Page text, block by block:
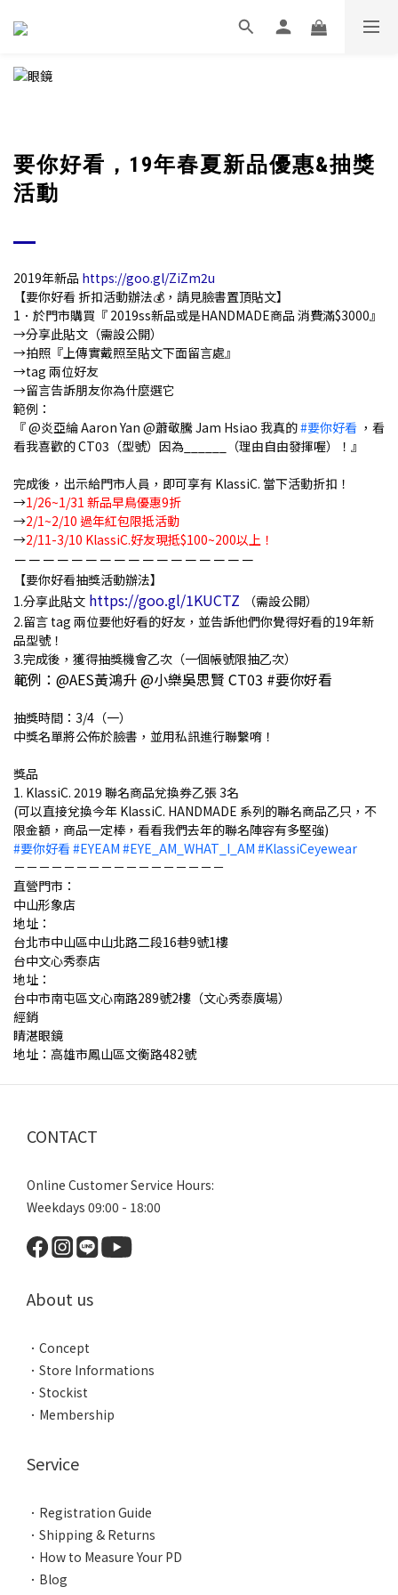
要你好看，19年春夏新品優惠&抽獎
活動
2019年新品 https://goo.gl/ZiZm2u
【要你好看 折扣活動辦法💰，請見臉書置頂貼文】
1．於門市購買『 2019ss新品或是HANDMADE商品 消費滿$3000』
→分享此貼文（需設公開）
→拍照『上傳實戴照至貼文下面留言處』
→tag 兩位好友
→留言告訴朋友你為什麼選它
範例：
『 @炎亞綸 Aaron Yan @蕭敬騰 Jam Hsiao 我真的#要你好看 ，看
看我喜歡的 CT03（型號）因為______（理由自由發揮喔）！』
完成後，出示給門市人員，即可享有 KlassiC. 當下活動折扣！
→1/26~1/31 新品早鳥優惠9折
→2/1~2/10 過年紅包限抵活動
→2/11-3/10 KlassiC.好友現抵$100~200以上！
－－－－－－－－－－－－－－－－－
【要你好看抽獎活動辦法】
1.分享此貼文 https://goo.gl/1KUCTZ
（需設公開）
2.留言 tag 兩位要他好看的好友，並告訴他們你覺得好看的19年新
品型號！
3.完成後，獲得抽獎機會乙次（一個帳號限抽乙次）
範例：@AES黃鴻升 @小樂吳思賢 CT03 #要你好看
抽獎時間：3/4（一）
中獎名單將公佈於臉書，並用私訊進行聯繫唷！
獎品
1. KlassiC. 2019 聯名商品兌換券乙張 3名
(可以直接兌換今年 KlassiC. HANDMADE 系列的聯名商品乙只，不
限金額，商品一定棒，看看我們去年的聯名陣容有多堅強)
#要你好看 #EYEAM #EYE_AM_WHAT_I_AM #KlassiCeyewear
－－－－－－－－－－－－－－－－－
直營門市：
中山形象店
地址：
台北市中山區中山北路二段16巷9號1樓
台中文心秀泰店
地址：
台中市南屯區文心南路289號2樓（文心秀泰廣場）
經銷
睛湛眼鏡
地址：高雄市鳳山區文衡路482號
CONTACT
Online Customer Service Hours:
Weekdays 09:00 - 18:00
About us
． Concept
． Store Informations
． Stockist
． Membership
Service
． Registration Guide
． Shipping & Returns
． How to Measure Your PD
． Blog